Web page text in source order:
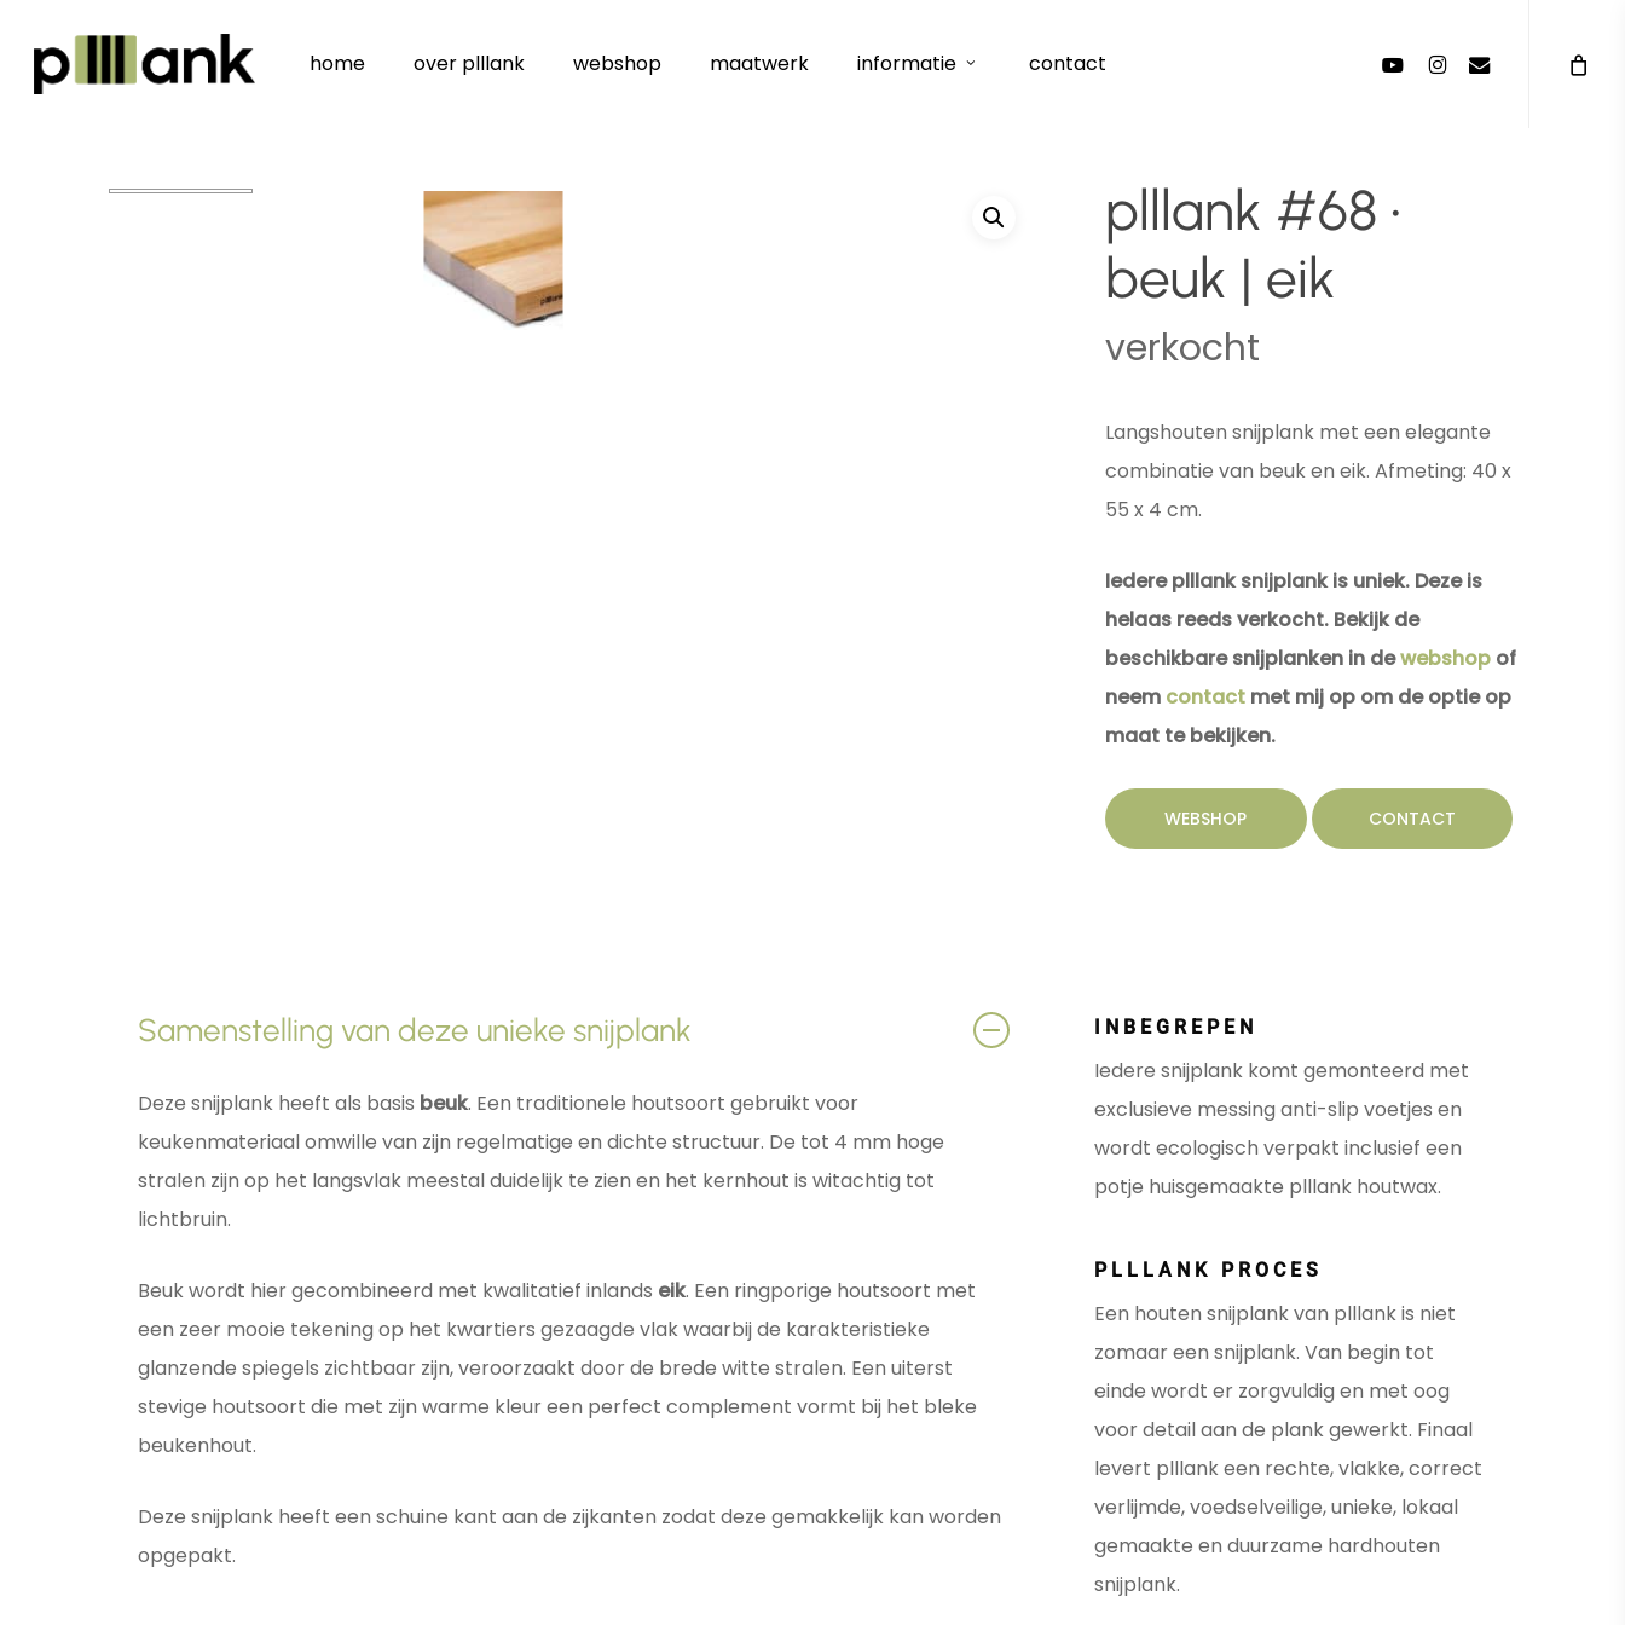
main
home over plllank webshop maatwerk informatie contact youtubeinstagram
email
plllank #68 •
beuk | eik
verkocht
Langshouten snijplank met een elegante
combinatie van beuk en eik. Afmeting: 40 x
55 x 4 cm.
Iedere plllank snijplank is uniek. Deze is
helaas reeds verkocht. Bekijk de
beschikbare snijplanken in dewebshop of
neem contact met mij op om de optie op
maat te bekijken.
WEBSHOP CONTACT
Samenstelling van deze unieke snijplank
Deze snijplank heeft als basis beuk. Een traditionele houtsoort gebruikt voor
keukenmateriaal omwille van zijn regelmatige en dichte structuur. De tot 4 mm hoge
stralen zijn op het langsvlak meestal duidelijk te zien en het kernhout is witachtig tot
lichtbruin.
Beuk wordt hier gecombineerd met kwalitatief inlands eik. Een ringporige houtsoort met
een zeer mooie tekening op het kwartiers gezaagde vlak waarbij de karakteristieke
glanzende spiegels zichtbaar zijn, veroorzaakt door de brede witte stralen. Een uiterst
stevige houtsoort die met zijn warme kleur een perfect complement vormt bij het bleke
beukenhout.
Deze snijplank heeft een schuine kant aan de zijkanten zodat deze gemakkelijk kan worden
opgepakt.
INBEGREPEN
Iedere snijplank komt gemonteerd met
exclusieve messing anti-slip voetjes en
wordt ecologisch verpakt inclusief een
potje huisgemaakte plllank houtwax.
PLLLANK PROCES
Een houten snijplank van plllank is niet
zomaar een snijplank. Van begin tot
einde wordt er zorgvuldig en met oog
voor detail aan de plank gewerkt. Finaal
levert plllank een rechte, vlakke, correct
verlijmde, voedselveilige, unieke, lokaal
gemaakte en duurzame hardhouten
snijplank.